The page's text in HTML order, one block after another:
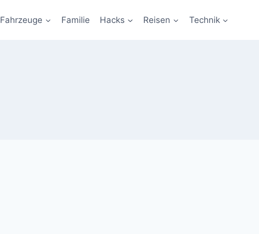
Fahrzeuge Familie Hacks Reisen Technik